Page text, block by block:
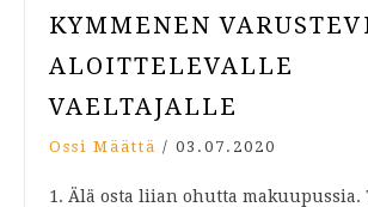
KYMMENEN
ALOITTELEVALLE
VAELTAJALLE
Ossi Määttä / 03.07.2020
1. Älä osta liian ohutta makuupussia.